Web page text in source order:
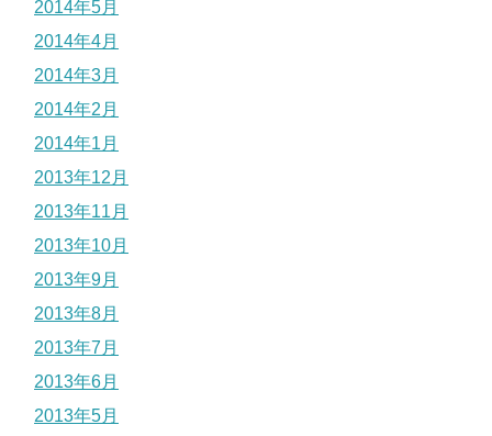
2014年5月
2014年4月
2014年3月
2014年2月
2014年1月
2013年12月
2013年11月
2013年10月
2013年9月
2013年8月
2013年7月
2013年6月
2013年5月